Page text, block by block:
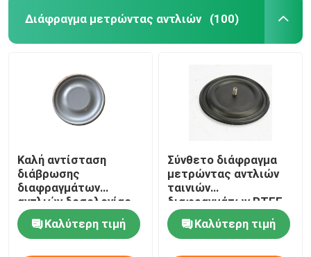
Διάφραγμα μετρώντας αντλιών (100)
Καλή αντίσταση
διάβρωσης
διαφραγμάτων
αντλιών δοσολογίας
ελαστικότητας PTFE
EPDMΚαλύτερη τιμή
Σύνθετο διάφραγμα
μετρώντας αντλιών
ταινιών
διαφραγμάτων PTFE
EPDM
Καλύτερη τιμή